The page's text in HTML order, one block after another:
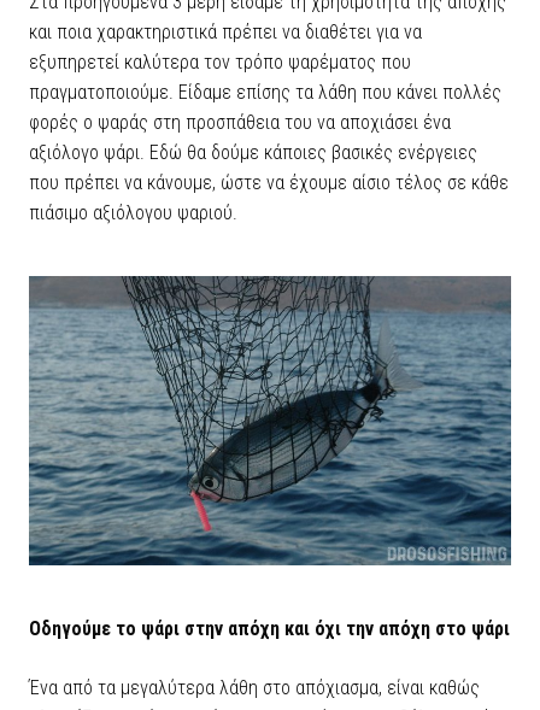
και ποια χαρακτηριστικά πρέπει να διαθέτει για να
εξυπηρετεί καλύτερα τον τρόπο ψαρέματος που
πραγματοποιούμε. Είδαμε επίσης τα λάθη που κάνει πολλές
φορές ο ψαράς στη προσπάθεια του να αποχιάσει ένα
αξιόλογο ψάρι. Εδώ θα δούμε κάποιες βασικές ενέργειες
που πρέπει να κάνουμε, ώστε να έχουμε αίσιο τέλος σε κάθε
πιάσιμο αξιόλογου ψαριού.
Οδηγούμε το ψάρι στην απόχη και όχι την απόχη στο ψάρι
Ένα από τα μεγαλύτερα λάθη στο απόχιασμα, είναι καθώς